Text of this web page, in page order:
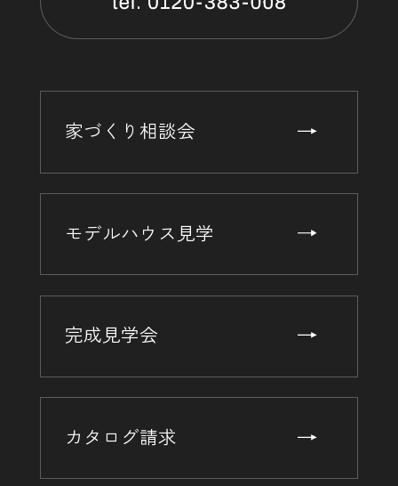
家づくり相談会
モデルハウス見学
完成見学会
カタログ請求